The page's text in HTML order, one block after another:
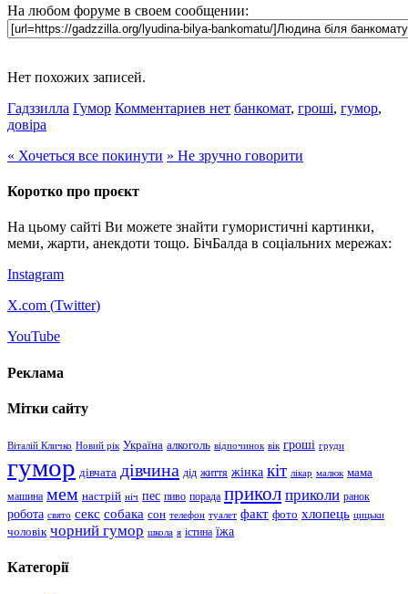
На любом форуме в своем сообщении:
Нет похожих записей.
Гадззилла Гумор Комментариев нет банкомат, гроші, гумор,
довіра
« Хочеться все покинути » Не зручно говорити
Коротко про проєкт
На цьому сайті Ви можете знайти гумористичні картинки,
меми, жарти, анекдоти тощо. БічБалда в соціальних мережах:
Instagram
X.com (Twitter)
YouTube
Реклама
Мітки сайту
Віталій Кличко Новий рік Україна алкоголь відпочинок вік гроші груди
гумор дівчата дівчина дід життя жінка кіт лікар малюк мама
машина мем настрій ніч пес пиво порада прикол приколи ранок
робота свято секс собака сон телефон туалет факт фото хлопець цицьки
чоловік чорний гумор школа я істина їжа
Категорії